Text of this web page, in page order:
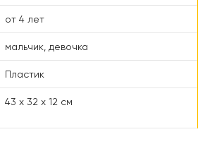
от 4 лет
мальчик, девочка
Пластик
43 x 32 x 12 см